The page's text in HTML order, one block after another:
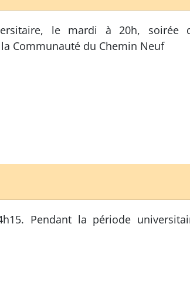
le mardi à 20h, soirée
Communauté du Chemin Neuf
Pendant la période